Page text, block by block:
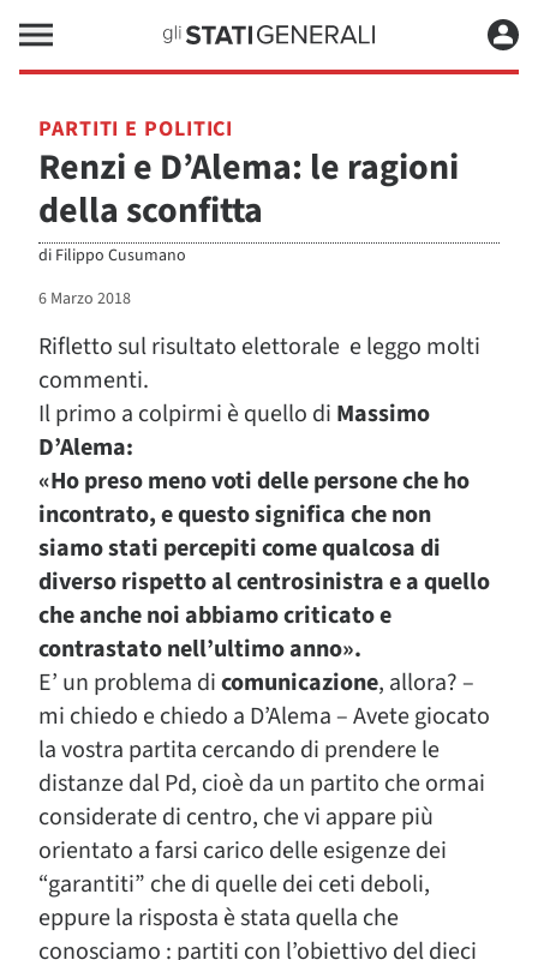
PARTITI E POLITICI
Renzi e D’Alema: le ragioni
della sconfitta
di Filippo Cusumano
6 Marzo 2018
Rifletto sul risultato elettorale e leggo molti
commenti.
Il primo a colpirmi è quello di Massimo
D’Alema:
«Ho preso meno voti delle persone che ho
incontrato, e questo significa che non
siamo stati percepiti come qualcosa di
diverso rispetto al centrosinistra e a quello
che anche noi abbiamo criticato e
contrastato nell’ultimo anno».
E’ un problema dicomunicazione, allora? –
mi chiedo e chiedo a D’Alema – Avete giocato
la vostra partita cercando di prendere le
distanze dal Pd, cioè da un partito che ormai
considerate di centro, che vi appare più
orientato a farsi carico delle esigenze dei
“garantiti” che di quelle dei ceti deboli,
eppure la risposta è stata quella che
conosciamo : partiti con l’obiettivo del dieci